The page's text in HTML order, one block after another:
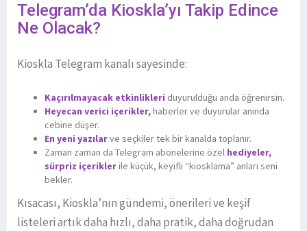
Telegram’da Kioskla’yı Takip Edince
Ne Olacak?
Kioskla Telegram kanalı sayesinde:
Kaçırılmayacak etkinlikleri duyurulduğu anda öğrenirsin.
Heyecan verici içerikler,haberler ve duyurular anında
cebine düşer.
En yeni yazılarve seçkiler tek bir kanalda toplanır.
Zaman zaman da Telegram abonelerine özel hediyeler,
sürpriz içeriklerile küçük, keyifli “kiosklama” anları seni
bekler.
Kısacası, Kioskla’nın gündemi, önerileri ve keşif
listeleri artık daha hızlı, daha pratik, daha doğrudan